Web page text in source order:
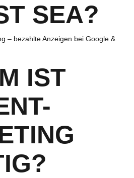
SEA?
– bezahlte Anzeigen bei Google &
IST